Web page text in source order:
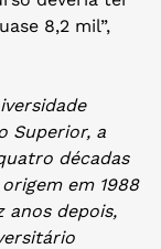
8,2 mil”,
Superior, a
décadas
em 1988
anos depois,